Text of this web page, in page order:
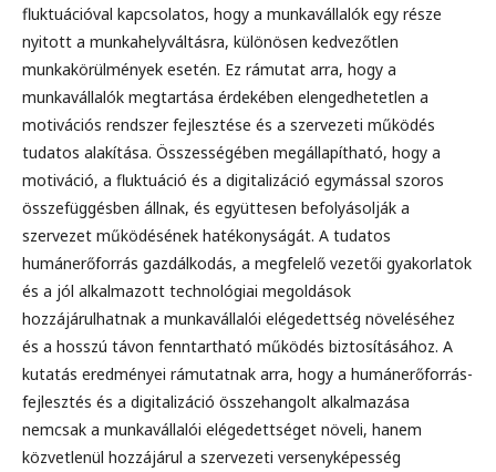
fluktuációval kapcsolatos, hogy a munkavállalók egy része
nyitott a munkahelyváltásra, különösen kedvezőtlen
munkakörülmények esetén. Ez rámutat arra, hogy a
munkavállalók megtartása érdekében elengedhetetlen a
motivációs rendszer fejlesztése és a szervezeti működés
tudatos alakítása. Összességében megállapítható, hogy a
motiváció, a fluktuáció és a digitalizáció egymással szoros
összefüggésben állnak, és együttesen befolyásolják a
szervezet működésének hatékonyságát. A tudatos
humánerőforrás gazdálkodás, a megfelelő vezetői gyakorlatok
és a jól alkalmazott technológiai megoldások
hozzájárulhatnak a munkavállalói elégedettség növeléséhez
és a hosszú távon fenntartható működés biztosításához. A
kutatás eredményei rámutatnak arra, hogy a humánerőforrás-
fejlesztés és a digitalizáció összehangolt alkalmazása
nemcsak a munkavállalói elégedettséget növeli, hanem
közvetlenül hozzájárul a szervezeti versenyképesség